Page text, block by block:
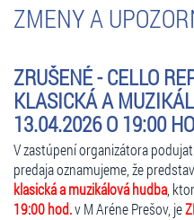
ZMENY A
ZRUŠENÉ - CELLO
KLASICKÁ A
13.04.2026 O 19:00
V zastúpení organizátora
predaja oznamujeme, že
klasická a muzikálová hudba,
19:00 hod.v M Aréne Prešov, je